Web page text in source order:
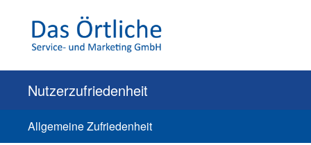
Nutzerzufriedenheit
Allgemeine Zufriedenheit